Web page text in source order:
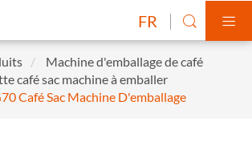
FR  
Machine d'emballage de café
café sac machine à emballer
Café Sac Machine D'emballage